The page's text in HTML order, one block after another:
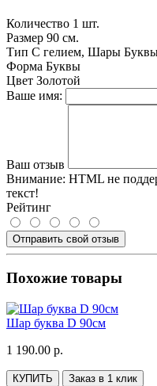
Количество 1 шт.
Размер 90 см.
Тип С гелием, Шары
Форма Буквы
Цвет Золотой
Ваше имя:
Ваш отзыв
Внимание: HTML не
текст!
Рейтинг
Отправить свой отзыв
Похожие товары
Шар буква D 90см
1 190.00 р.
КУПИТЬ Заказ в 1 клик